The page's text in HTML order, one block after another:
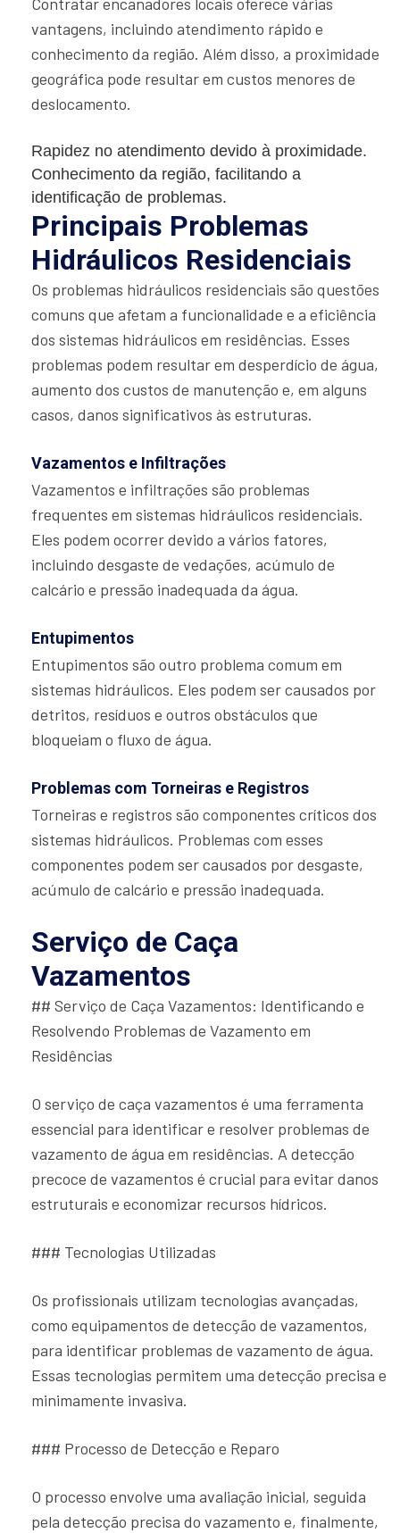
Contratar encanadores locais oferece várias
vantagens, incluindo atendimento rápido e
conhecimento da região. Além disso, a proximidade
geográfica pode resultar em custos menores de
deslocamento.
Rapidez no atendimento devido à proximidade.
Conhecimento da região, facilitando a
identificação de problemas.
Principais Problemas
Hidráulicos Residenciais
Os problemas hidráulicos residenciais são questões
comuns que afetam a funcionalidade e a eficiência
dos sistemas hidráulicos em residências. Esses
problemas podem resultar em desperdício de água,
aumento dos custos de manutenção e, em alguns
casos, danos significativos às estruturas.
Vazamentos e Infiltrações
Vazamentos e infiltrações são problemas
frequentes em sistemas hidráulicos residenciais.
Eles podem ocorrer devido a vários fatores,
incluindo desgaste de vedações, acúmulo de
calcário e pressão inadequada da água.
Entupimentos
Entupimentos são outro problema comum em
sistemas hidráulicos. Eles podem ser causados por
detritos, resíduos e outros obstáculos que
bloqueiam o fluxo de água.
Problemas com Torneiras e Registros
Torneiras e registros são componentes críticos dos
sistemas hidráulicos. Problemas com esses
componentes podem ser causados por desgaste,
acúmulo de calcário e pressão inadequada.
Serviço de Caça
Vazamentos
## Serviço de Caça Vazamentos: Identificando e
Resolvendo Problemas de Vazamento em
Residências
O serviço de caça vazamentos é uma ferramenta
essencial para identificar e resolver problemas de
vazamento de água em residências. A detecção
precoce de vazamentos é crucial para evitar danos
estruturais e economizar recursos hídricos.
### Tecnologias Utilizadas
Os profissionais utilizam tecnologias avançadas,
como equipamentos de detecção de vazamentos,
para identificar problemas de vazamento de água.
Essas tecnologias permitem uma detecção precisa e
minimamente invasiva.
### Processo de Detecção e Reparo
O processo envolve uma avaliação inicial, seguida
pela detecção precisa do vazamento e, finalmente,